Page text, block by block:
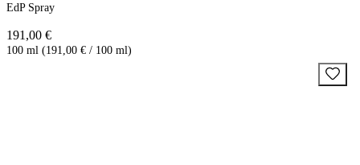
EdP Spray
191,00 €
100 ml (191,00 € / 100 ml)